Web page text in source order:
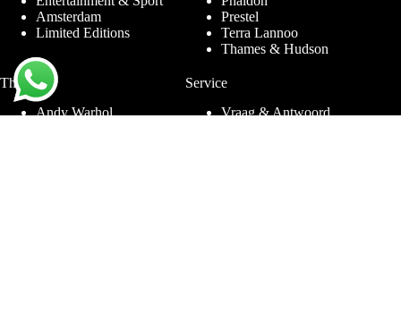
Amsterdam
Limited Editions
Prestel
Terra Lannoo
Thames & Hudson
Thema’s
Andy Warhol
Service
Vraag & Antwoord